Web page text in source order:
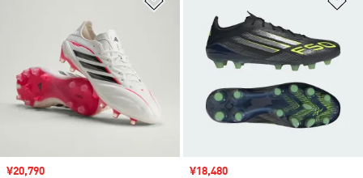
セール価格
¥20,790
セール価格
¥18,480